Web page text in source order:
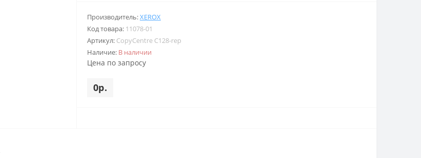
Производитель:XEROX
Код товара: 11078-01
Артикул: CopyCentre C128-rep
Наличие: В наличии
Цена по запросу
0р.